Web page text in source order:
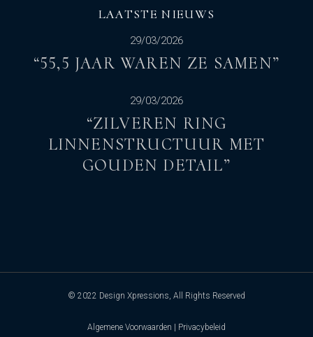
LAATSTE NIEUWS
29/03/2026
“55,5 JAAR WAREN ZE SAMEN”
29/03/2026
“ZILVEREN RING
LINNENSTRUCTUUR MET
GOUDEN DETAIL”
© 2022 Design Xpressions, All Rights Reserved
Algemene Voorwaarden | Privacybeleid